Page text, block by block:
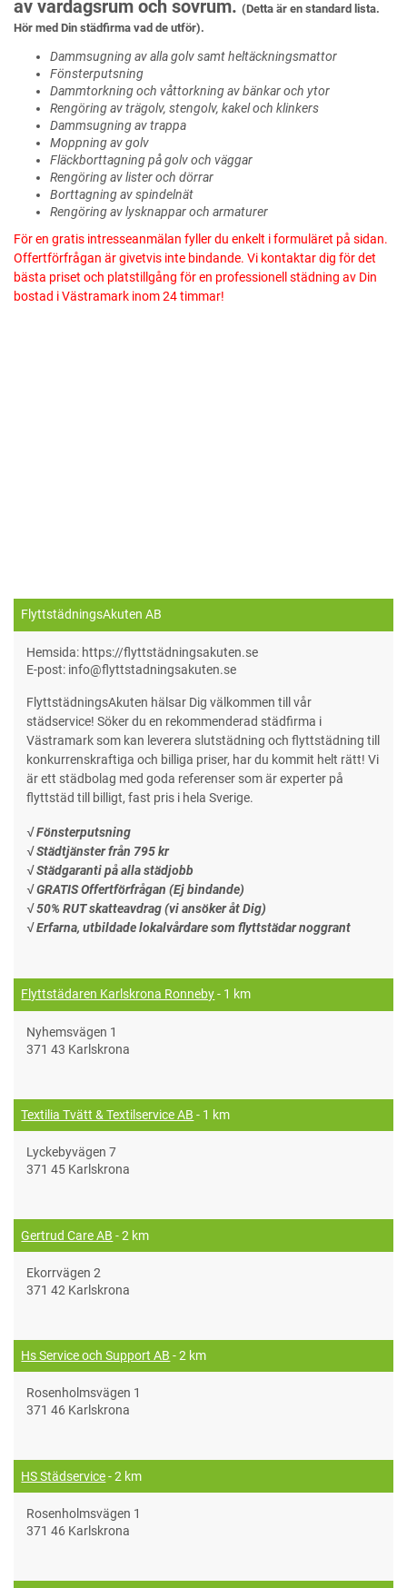
av vardagsrum och sovrum. (Detta är en standard lista.
Hör med Din städfirma vad de utför).
Dammsugning av alla golv samt heltäckningsmattor
Fönsterputsning
Dammtorkning och våttorkning av bänkar och ytor
Rengöring av trägolv, stengolv, kakel och klinkers
Dammsugning av trappa
Moppning av golv
Fläckborttagning på golv och väggar
Rengöring av lister och dörrar
Borttagning av spindelnät
Rengöring av lysknappar och armaturer
För en gratis intresseanmälan fyller du enkelt i formuläret på sidan.
Offertförfrågan är givetvis inte bindande. Vi kontaktar dig för det
bästa priset och platstillgång för en professionell städning av Din
bostad i Västramark inom 24 timmar!
FlyttstädningsAkuten AB
Hemsida: https://flyttstädningsakuten.se
E-post: info@flyttstadningsakuten.se
FlyttstädningsAkuten hälsar Dig välkommen till vår
städservice! Söker du en rekommenderad städfirma i
Västramark som kan leverera slutstädning och flyttstädning till
konkurrenskraftiga och billiga priser, har du kommit helt rätt! Vi
är ett städbolag med goda referenser som är experter på
flyttstäd till billigt, fast pris i hela Sverige.
√ Fönsterputsning
√ Städtjänster från 795 kr
√ Städgaranti på alla städjobb
√ GRATIS Offertförfrågan (Ej bindande)
√ 50% RUT skatteavdrag (vi ansöker åt Dig)
√ Erfarna, utbildade lokalvårdare som flyttstädar noggrant
Flyttstädaren Karlskrona Ronneby- 1 km
Nyhemsvägen 1
371 43 Karlskrona
Textilia Tvätt & Textilservice AB - 1 km
Lyckebyvägen 7
371 45 Karlskrona
Gertrud Care AB - 2 km
Ekorrvägen 2
371 42 Karlskrona
Hs Service och Support AB - 2 km
Rosenholmsvägen 1
371 46 Karlskrona
HS Städservice- 2 km
Rosenholmsvägen 1
371 46 Karlskrona